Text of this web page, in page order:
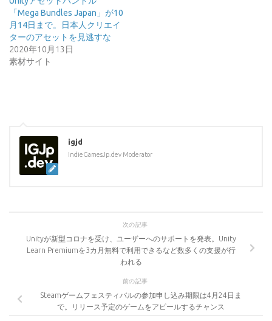
「Mega Bundles Japan」が10
月14日まで。日本人クリエイ
ターのアセットを見逃すな
2020年10月13日
素材サイト
igjd
IndieGamesJp.dev Moderator
次の記事
Unityが新型コロナを受け、ユーザーへのサポートを発表。Unity
Learn Premiumを3カ月無料で利用できるなど数多くの支援が行
われる
前の記事
Steamゲームフェスティバルの参加申し込み期限は4月24日ま
で。リリース予定のゲームをアピールするチャンス